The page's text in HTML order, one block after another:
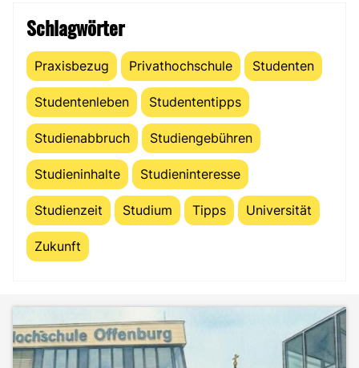
Schlagwörter
Praxisbezug Privathochschule Studenten
Studentenleben Studententipps
Studienabbruch Studiengebühren
Studieninhalte Studieninteresse
Studienzeit Studium Tipps Universität
Zukunft